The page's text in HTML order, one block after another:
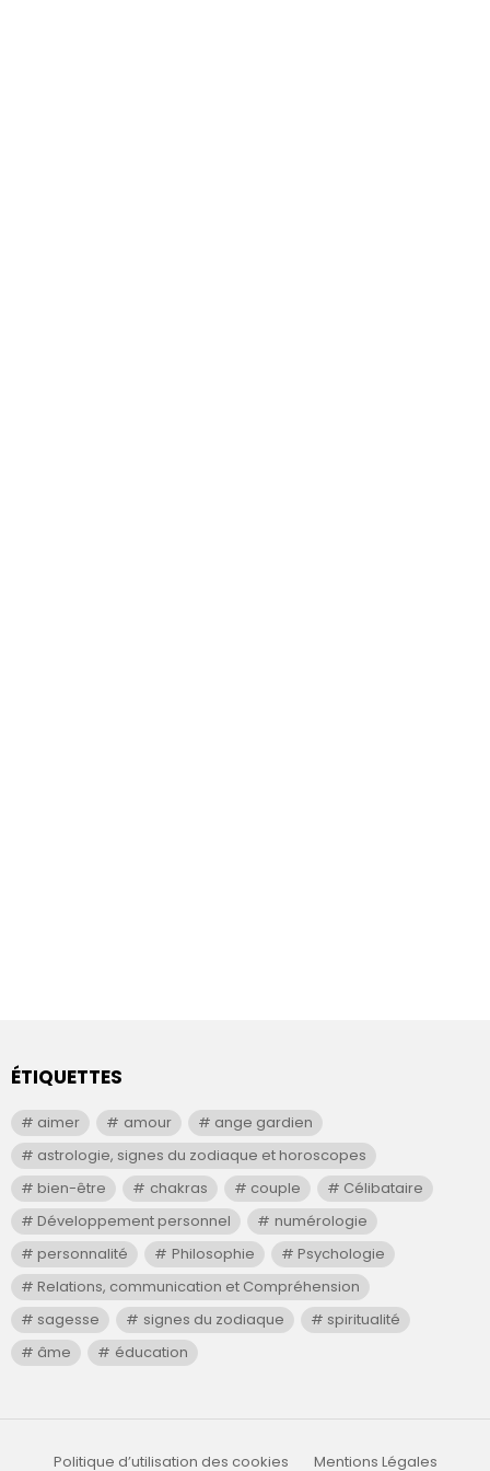
ÉTIQUETTES
aimer amour
ange gardien
astrologie, signes du zodiaque et horoscopes
bien-être
chakras couple
Célibataire
Développement personnel
numérologie
personnalité
Philosophie
Psychologie
Relations, communication et Compréhension
sagesse
signes du zodiaque
spiritualité
âme
éducation
Politique d’utilisation des cookies Mentions Légales